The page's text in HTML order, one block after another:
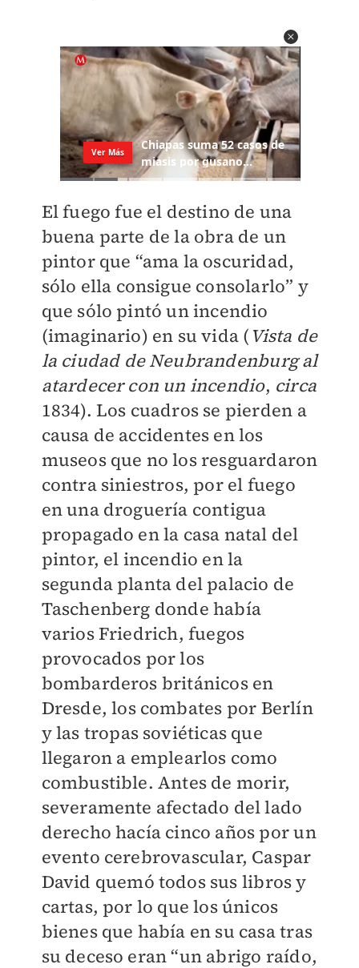
El fuego fue el destino de una
buena parte de la obra de un
pintor que “ama la oscuridad,
sólo ella consigue consolarlo” y
que sólo pintó un incendio
(imaginario) en su vida ( Vista de
la ciudad de Neubrandenburg al
atardecer con un incendio, circa
1834). Los cuadros se pierden a
causa de accidentes en los
museos que no los resguardaron
contra siniestros, por el fuego
en una droguería contigua
propagado en la casa natal del
pintor, el incendio en la
segunda planta del palacio de
Taschenberg donde había
varios Friedrich, fuegos
provocados por los
bombarderos británicos en
Dresde, los combates por Berlín
y las tropas soviéticas que
llegaron a emplearlos como
combustible. Antes de morir,
severamente afectado del lado
derecho hacía cinco años por un
evento cerebrovascular, Caspar
David quemó todos sus libros y
cartas, por lo que los únicos
bienes que había en su casa tras
su deceso eran “un abrigo raído,